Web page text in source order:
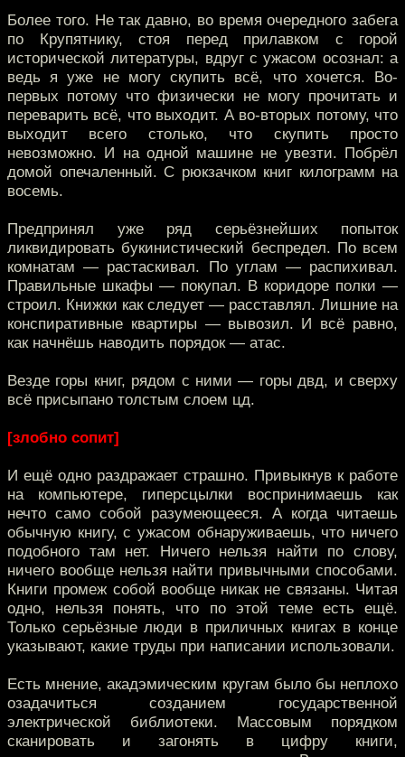
Более того. Не так давно, во время очередного забега
по Крупятнику, стоя перед прилавком с горой
исторической литературы, вдруг с ужасом осознал: а
ведь я уже не могу скупить всё, что хочется. Во-
первых потому что физически не могу прочитать и
переварить всё, что выходит. А во-вторых потому, что
выходит всего столько, что скупить просто
невозможно. И на одной машине не увезти. Побрёл
домой опечаленный. С рюкзачком книг килограмм на
восемь.
Предпринял уже ряд серьёзнейших попыток
ликвидировать букинистический беспредел. По всем
комнатам — растаскивал. По углам — распихивал.
Правильные шкафы — покупал. В коридоре полки —
строил. Книжки как следует — расставлял. Лишние на
конспиративные квартиры — вывозил. И всё равно,
как начнёшь наводить порядок — атас.
Везде горы книг, рядом с ними — горы двд, и сверху
всё присыпано толстым слоем цд.
[злобно сопит]
И ещё одно раздражает страшно. Привыкнув к работе
на компьютере, гиперсцылки воспринимаешь как
нечто само собой разумеющееся. А когда читаешь
обычную книгу, с ужасом обнаруживаешь, что ничего
подобного там нет. Ничего нельзя найти по слову,
ничего вообще нельзя найти привычными способами.
Книги промеж собой вообще никак не связаны. Читая
одно, нельзя понять, что по этой теме есть ещё.
Только серьёзные люди в приличных книгах в конце
указывают, какие труды при написании использовали.
Есть мнение, акадэмическим кругам было бы неплохо
озадачиться созданием государственной
электрической библиотеки. Массовым порядком
сканировать и загонять в цифру книги,